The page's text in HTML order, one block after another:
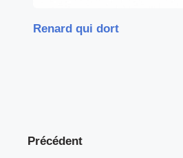
Renard qui dort
Précédent